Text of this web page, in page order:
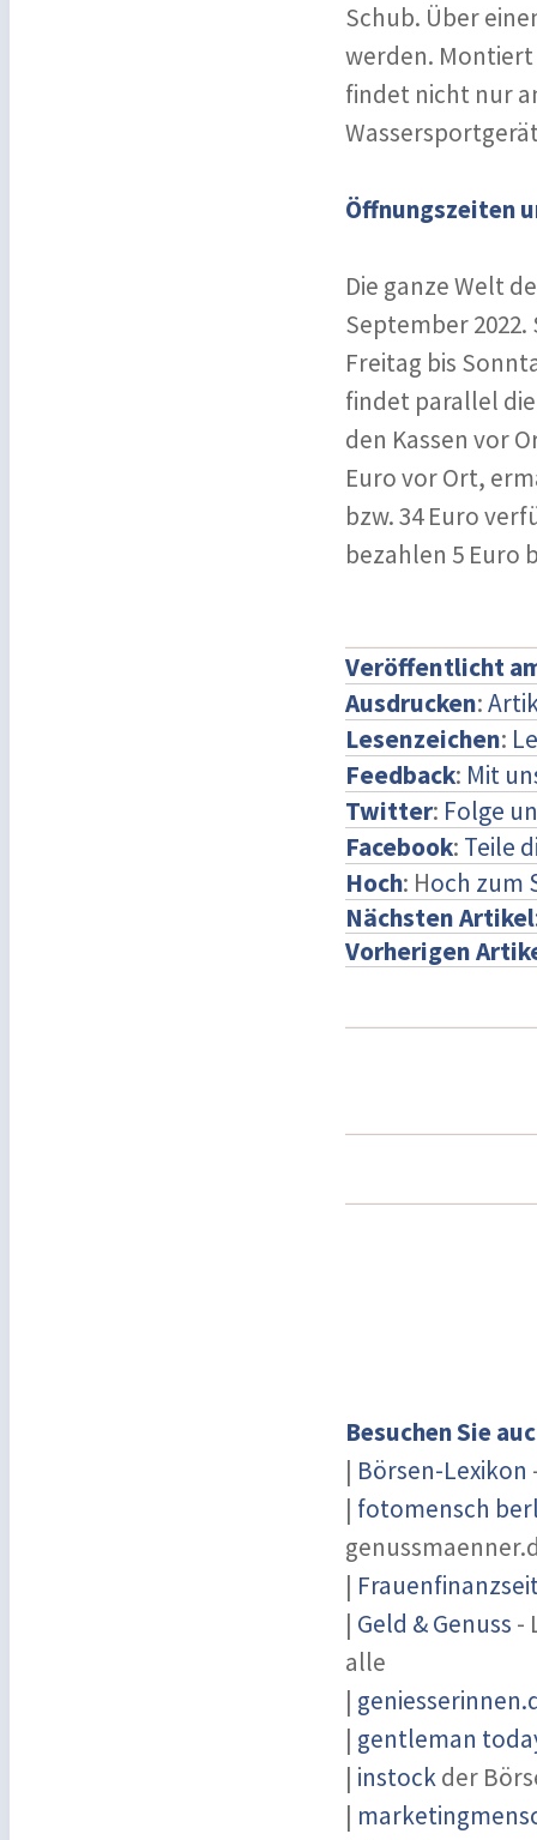
Schub. Über
werden. Montiert
findet nicht nur
Öffnungszeiten
Die ganze Welt
September 2022.
Freitag bis
findet parallel
den Kassen vor
Euro vor Ort,
bzw. 34 Euro
bezahlen 5 Euro
Veröffentlicht
Ausdrucken:
Lesenzeichen:
Feedback: Mit
Twitter: Folge
Facebook: Teile
Hoch: Hoch zum
Nächsten Artikel
Vorherigen
Besuchen Sie
| Börsen-Lexikon
| fotomensch
|
| Geld & Genuss -
alle
|
| gentleman
| instockder
|